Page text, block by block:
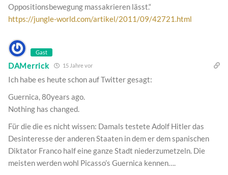
Oppositionsbewegung massakrieren lässt.“
https://jungle-world.com/artikel/2011/09/42721.html
Gast
DAMerrick 15 Jahre vor
Ich habe es heute schon auf Twitter gesagt:
Guernica, 80years ago.
Nothing has changed.
Für die die es nicht wissen: Damals testete Adolf Hitler das
Desinteresse der anderen Staaten in dem er dem spanischen
Diktator Franco half eine ganze Stadt niederzumetzeln. Die
meisten werden wohl Picasso’s Guernica kennen….